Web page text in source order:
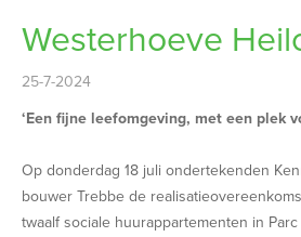
Westerhoeve
25-7-2024
‘Een fijne leefomgeving, met een plek
Op donderdag 18 juli ondertekenden
bouwer Trebbe de
twaalf sociale huurappartementen in